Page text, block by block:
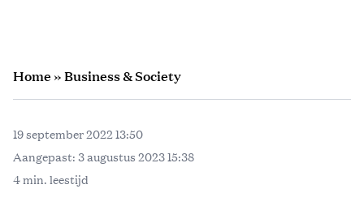
Home»Business & Society
19 september 2022 13:50
Aangepast: 3 augustus 2023 15:38
4 min. leestijd